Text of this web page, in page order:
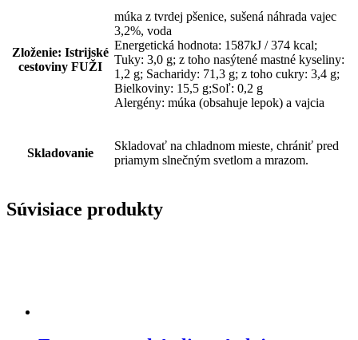
Zloženie: Istrijské
cestoviny FUŽI
múka z tvrdej pšenice, sušená náhrada vajec
3,2%, voda
Energetická hodnota: 1587kJ / 374 kcal;
Tuky: 3,0 g; z toho nasýtené mastné kyseliny:
1,2 g; Sacharidy: 71,3 g; z toho cukry: 3,4 g;
Bielkoviny: 15,5 g;Soľ: 0,2 g
Alergény: múka (obsahuje lepok) a vajcia
Skladovanie
Skladovať na chladnom mieste, chrániť pred
priamym slnečným svetlom a mrazom.
Súvisiace produkty